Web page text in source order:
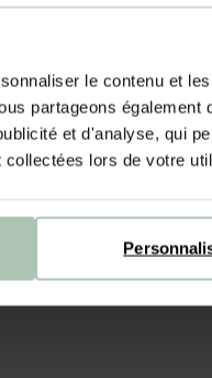
le contenu et
partageons
et d'analyse, qui
lors de votre